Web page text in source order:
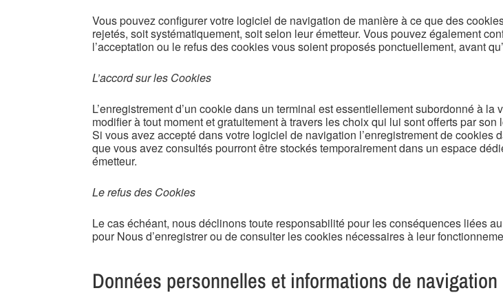
Vous pouvez configurer votre logiciel de navigation de manière à ce que des
rejetés, soit systématiquement, soit selon leur émetteur. Vous pouvez également
l’acceptation ou le refus des cookies vous soient proposés ponctuellement, avant
L’accord sur les Cookies
L’enregistrement d’un cookie dans un terminal est essentiellement subordonné à
modifier à tout moment et gratuitement à travers les choix qui lui sont offerts par
Si vous avez accepté dans votre logiciel de navigation l’enregistrement de
que vous avez consultés pourront être stockés temporairement dans un espace
émetteur.
Le refus des Cookies
Le cas échéant, nous déclinons toute responsabilité pour les conséquences liées
pour Nous d’enregistrer ou de consulter les cookies nécessaires à leur
Données personnelles et informations de navigation